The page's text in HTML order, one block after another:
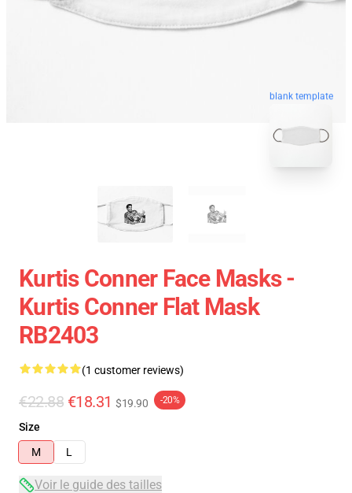
blank template
Kurtis Conner Face Masks -
Kurtis Conner Flat Mask
RB2403
(1 customer reviews)
€22.88 €18.31 $19.90 -20%
Size
M
L
Voir le guide des tailles